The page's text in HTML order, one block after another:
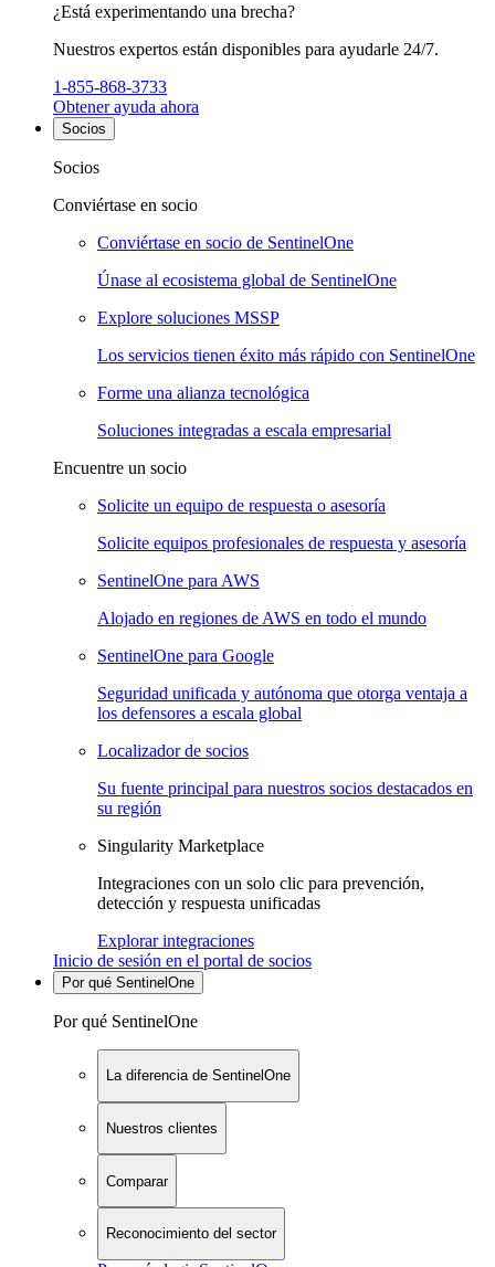
¿Está experimentando una brecha?
Nuestros expertos están disponibles para ayudarle 24/7.
1-855-868-3733
Obtener ayuda ahora
Socios
Socios
Conviértase en socio
Conviértase en socio de SentinelOne
Únase al ecosistema global de SentinelOne
Explore soluciones MSSP
Los servicios tienen éxito más rápido con SentinelOne
Forme una alianza tecnológica
Soluciones integradas a escala empresarial
Encuentre un socio
Solicite un equipo de respuesta o asesoría
Solicite equipos profesionales de respuesta y asesoría
SentinelOne para AWS
Alojado en regiones de AWS en todo el mundo
SentinelOne para Google
Seguridad unificada y autónoma que otorga ventaja a
los defensores a escala global
Localizador de socios
Su fuente principal para nuestros socios destacados en
su región
Singularity Marketplace
Integraciones con un solo clic para prevención,
detección y respuesta unificadas
Explorar integraciones
Inicio de sesión en el portal de socios
Por qué SentinelOne
Por qué SentinelOne
La diferencia de SentinelOne
Nuestros clientes
Comparar
Reconocimiento del sector